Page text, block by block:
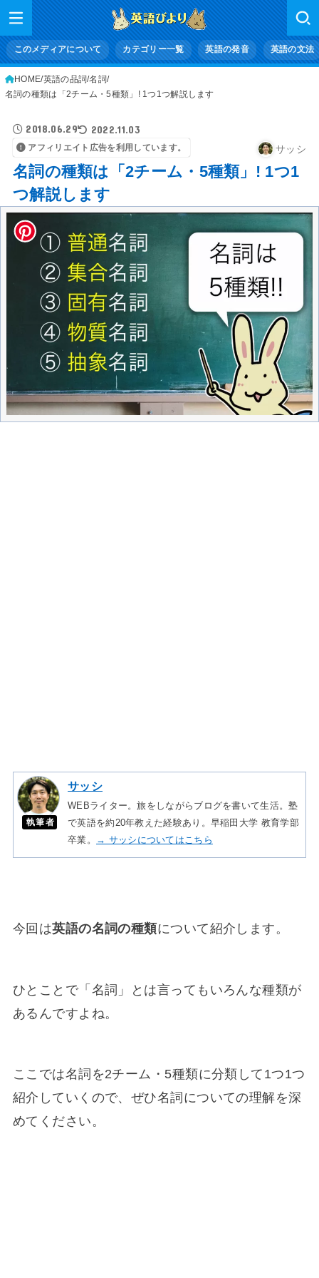
このメディアについて カテゴリー一覧 英語の発音 英語の文法
HOME 英語の品詞 名詞
名詞の種類は「2チーム・5種類」! 1つ1つ解説します
2018.06.29 2022.11.03
アフィリエイト広告を利用しています。 サッシ
名詞の種類は「2チーム・5種類」! 1つ1
つ解説します
執筆者
サッシ
WEBライター。旅をしながらブログを書いて生活。塾
で英語を約20年教えた経験あり。早稲田大学 教育学部
卒業。
→ サッシについてはこちら
今回は英語の名詞の種類について紹介します。
ひとことで「名詞」とは言ってもいろんな種類が
あるんですよね。
ここでは名詞を2チーム・5種類に分類して1つ1つ
紹介していくので、ぜひ名詞についての理解を深
めてください。